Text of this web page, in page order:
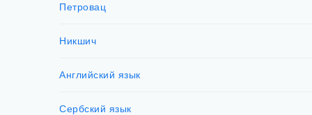
Петровац
Никшич
Английский язык
Сербский язык